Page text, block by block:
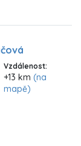
Vzdálenost:
+13 km(na
mapě)